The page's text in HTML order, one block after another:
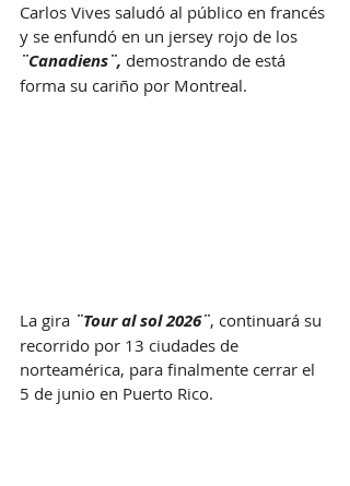
Carlos Vives saludó al público en francés
y se enfundó en un jersey rojo de los
¨Canadiens¨, demostrando de está
forma su cariño por Montreal.
La gira ¨Tour al sol 2026¨, continuará su
recorrido por 13 ciudades de
norteamérica, para finalmente cerrar el
5 de junio en Puerto Rico.